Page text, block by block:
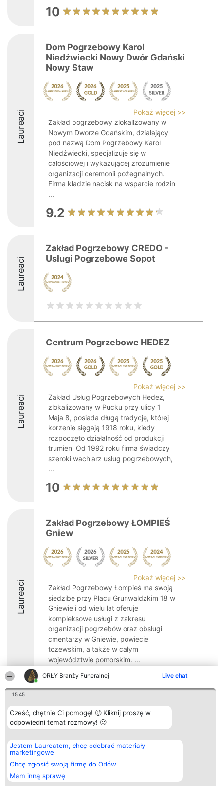
ORŁY Branży Funeralnej Live chat
15:45
Cześć, chętnie Ci pomogę! 🙂 Kliknij proszę w
odpowiedni temat rozmowy! 🙂
Jestem Laureatem, chcę odebrać materiały
marketingowe
Chcę zgłosić swoją firmę do Orłów
Mam inną sprawę
10
Laureaci
Dom Pogrzebowy Karol
Niedźwiecki Nowy Dwór Gdański
Nowy Staw
Pokaż więcej >>
Zakład pogrzebowy zlokalizowany w
Nowym Dworze Gdańskim, działający
pod nazwą Dom Pogrzebowy Karol
Niedźwiecki, specjalizuje się w
całościowej i wykazującej zrozumienie
organizacji ceremonii pożegnalnych.
Firma kładzie nacisk na wsparcie rodzin
...
9.2
Laureaci
Zakład Pogrzebowy CREDO -
Usługi Pogrzebowe Sopot
Laureaci
Centrum Pogrzebowe HEDEZ
Pokaż więcej >>
Zakład Usług Pogrzebowych Hedez,
zlokalizowany w Pucku przy ulicy 1
Maja 8, posiada długą tradycję, której
korzenie sięgają 1918 roku, kiedy
rozpoczęto działalność od produkcji
trumien. Od 1992 roku firma świadczy
szeroki wachlarz usług pogrzebowych,
...
10
Laureaci
Zakład Pogrzebowy ŁOMPIEŚ
Gniew
Pokaż więcej >>
Zakład Pogrzebowy Łompieś ma swoją
siedzibę przy Placu Grunwaldzkim 18 w
Gniewie i od wielu lat oferuje
kompleksowe usługi z zakresu
organizacji pogrzebów oraz obsługi
cmentarzy w Gniewie, powiecie
tczewskim, a także w całym
województwie pomorskim. ...
8.8
Organizator plebiscytu
Bright Side Solutions sp. z o.
o. sp. k.
Wrocław 50-079
KRS 0000749100 | Regon
381313360 | NIP 8943132676
+48 508 492 400
Plebiscyt
Laureaci
Lista
Laureatów
Zasady
Polityka
Kontakt